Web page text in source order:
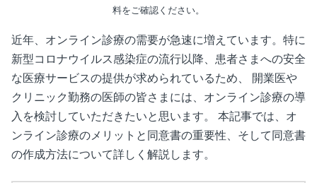
料をご確認ください。
近年、オンライン診療の需要が急速に増えています。特に
新型コロナウイルス感染症の流行以降、患者さまへの安全
な医療サービスの提供が求められているため、 開業医や
クリニック勤務の医師の皆さまには、オンライン診療の導
入を検討していただきたいと思います。 本記事では、オ
ンライン診療のメリットと同意書の重要性、そして同意書
の作成方法について詳しく解説します。